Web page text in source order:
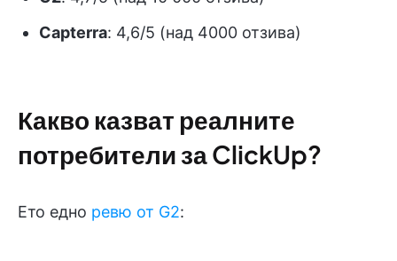
Capterra: 4,6/5 (над 4000 отзива)
Какво казват реалните
потребители за ClickUp?
Ето едно ревю от G2: